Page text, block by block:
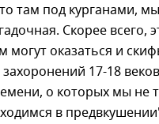
там под курганами,
Скорее
могут оказаться и
17-18
о которых мы не
в